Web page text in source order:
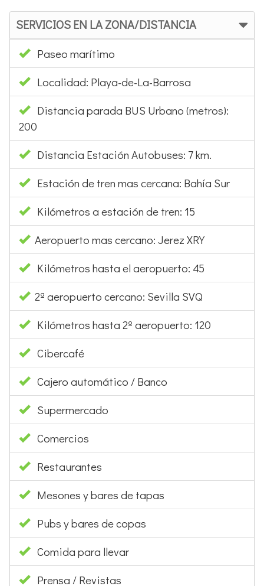
SERVICIOS EN LA ZONA/DISTANCIA
Paseo marítimo
Localidad: Playa-de-La-Barrosa
Distancia parada BUS Urbano (metros):
200
Distancia Estación Autobuses: 7 km.
Estación de tren mas cercana: Bahía Sur
Kilómetros a estación de tren: 15
Aeropuerto mas cercano: Jerez XRY
Kilómetros hasta el aeropuerto: 45
2ª aeropuerto cercano: Sevilla SVQ
Kilómetros hasta 2º aeropuerto: 120
Cibercafé
Cajero automático / Banco
Supermercado
Comercios
Restaurantes
Mesones y bares de tapas
Pubs y bares de copas
Comida para llevar
Prensa / Revistas